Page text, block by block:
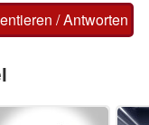
/ Antworten